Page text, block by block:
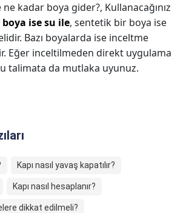
ne kadar boya gider?, Kullanacağınız
boya ise su ile, sentetik bir boya ise
Bazı boyalarda ise inceltme
Eğer inceltilmeden direkt uygulama
talimata da mutlaka uyunuz.
Kapı nasıl yavaş kapatılır?
Kapı nasıl hesaplanır?
dikkat edilmeli?